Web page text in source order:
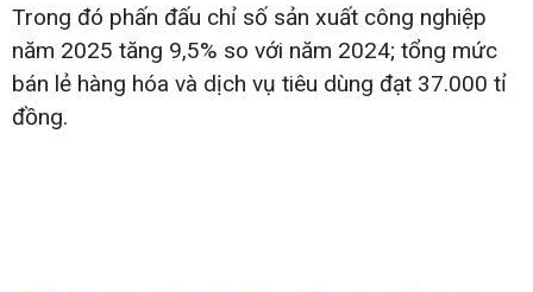
Trong đó phấn đấu chỉ số sản xuất công nghiệp
năm 2025 tăng 9,5% so với năm 2024; tổng mức
bán lẻ hàng hóa và dịch vụ tiêu dùng đạt 37.000 tỉ
đồng.